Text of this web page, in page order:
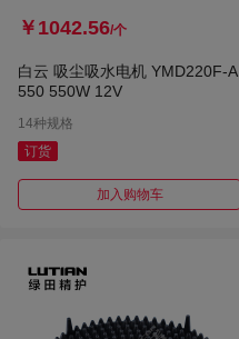
￥1042.56/个
白云 吸尘吸水电机 YMD220F-A
550 550W 12V
14种规格
订货
加入购物车